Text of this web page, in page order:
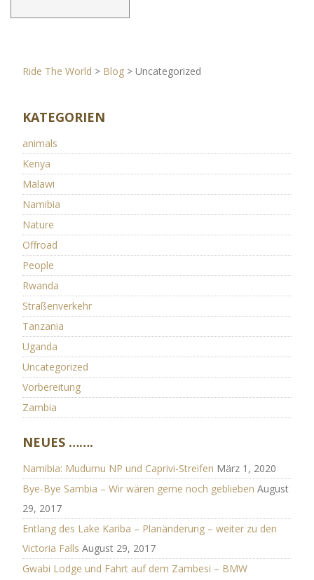
Ride The World > Blog> Uncategorized
KATEGORIEN
animals
Kenya
Malawi
Namibia
Nature
Offroad
People
Rwanda
Straßenverkehr
Tanzania
Uganda
Uncategorized
Vorbereitung
Zambia
NEUES …….
Namibia: Mudumu NP und Caprivi-Streifen März 1, 2020
Bye-Bye Sambia – Wir wären gerne noch geblieben August
29, 2017
Entlang des Lake Kariba – Planänderung – weiter zu den
Victoria Falls August 29, 2017
Gwabi Lodge und Fahrt auf dem Zambesi – BMW